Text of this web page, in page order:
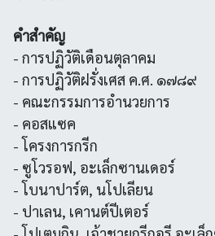
คำสำคัญ
- การปฏิวัติเดือนตุลาคม
- การปฏิวัติฝรั่งเศส ค.ศ. ๑๗๘๙
- คณะกรรมการอำนวยการ
- คอสแซค
- โครงการกรีก
- ซูโวรอฟ, อะเล็กซานเดอร์
- โบนาปาร์ต, นโปเลียน
- ปาเลน, เคานต์ปีเตอร์